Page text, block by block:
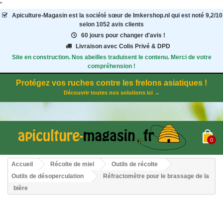
"
Apiculture-Magasinest la société sœur de Imkershop.nl qui est noté 9,2/10
selon 1052 avis clients
60 jours pour changer d'avis !
Livraison avec Colis Privé & DPD
Site en construction. Nos abeilles traduisent le contenu. Merci de votre
compréhension !
Protégez vos ruches contre les frelons asiatiques !
Découvrir toutes nos solutions ici →
0
Accueil Récolte de miel
Outils de récolte
Outils de désoperculation
Réfractomètre pour le brassage de la
bière